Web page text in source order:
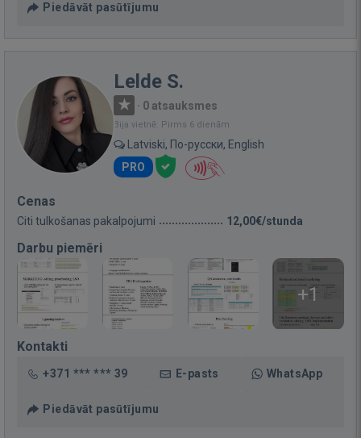
Piedāvāt pasūtījumu
Lelde S.
· 0 atsauksmes
Bija vietnē: Pirms 6 dienām
Latviski, По-русски, English
PRO
Cenas
Citi tulkošanas pakalpojumi 12,00€/stunda
Darbu piemēri
+1
Kontakti
+371 *** *** 39 E-pasts WhatsApp
Piedāvāt pasūtījumu